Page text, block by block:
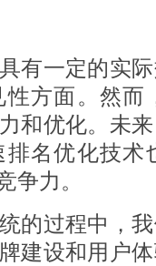
有一定的实
方面。然而
和优化。未
名优化技术
争力。
的过程中，
建设和用户